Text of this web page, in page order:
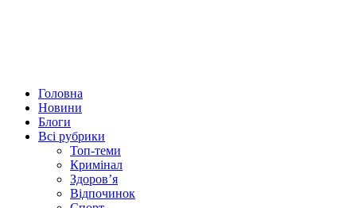
Головна
Новини
Блоги
Всі рубрики
Топ-теми
Кримінал
Здоров’я
Відпочинок